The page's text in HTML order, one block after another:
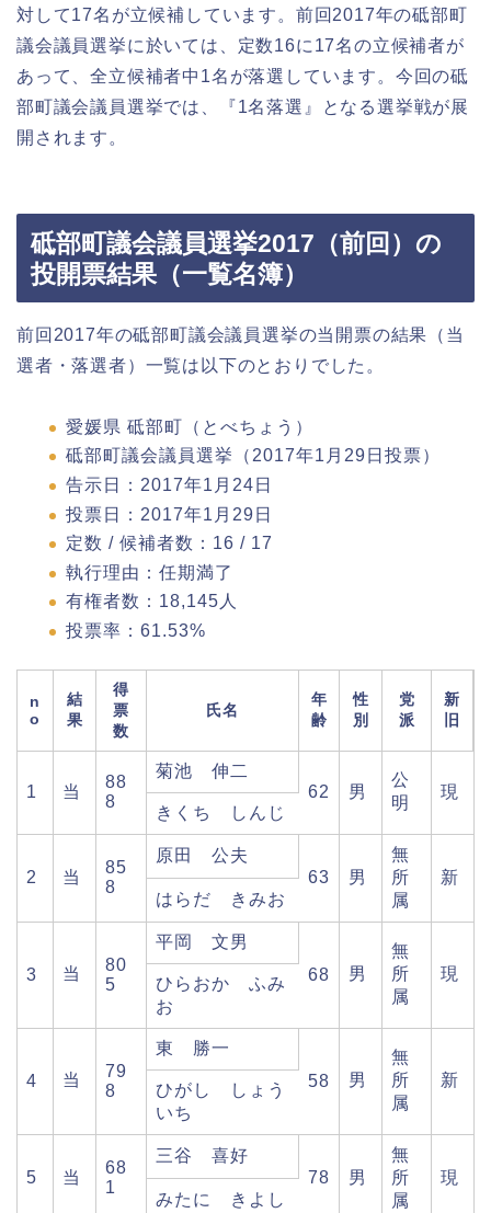
対して17名が立候補しています。前回2017年の砥部町
議会議員選挙に於いては、定数16に17名の立候補者が
あって、全立候補者中1名が落選しています。今回の砥
部町議会議員選挙では、『1名落選』となる選挙戦が展
開されます。
砥部町議会議員選挙2017（前回）の
投開票結果（一覧名簿）
前回2017年の砥部町議会議員選挙の当開票の結果（当
選者・落選者）一覧は以下のとおりでした。
愛媛県 砥部町（とべちょう）
砥部町議会議員選挙（2017年1月29日投票）
告示日：2017年1月24日
投票日：2017年1月29日
定数 / 候補者数：16 / 17
執行理由：任期満了
有権者数：18,145人
投票率：61.53%
n
o
結
果
得
票
数
氏名
年
齢
性
別
党
派
新
旧
1 当
88
8
菊池 伸二
62
男
公
明
現
きくち しんじ
2 当
85
8
原田 公夫
63
男
無
所
属
新
はらだ きみお
3 当
80
5
平岡 文男
68
男
無
所
属
現
ひらおか ふみ
お
4 当
79
8
東 勝一
58
男
無
所
属
新
ひがし しょう
いち
5 当
68
1
三谷 喜好
78
男
無
所
属
現
みたに きよし